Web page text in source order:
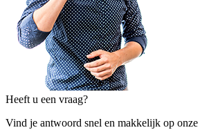
Heeft u een vraag?
Vind je antwoord snel en makkelijk op onze